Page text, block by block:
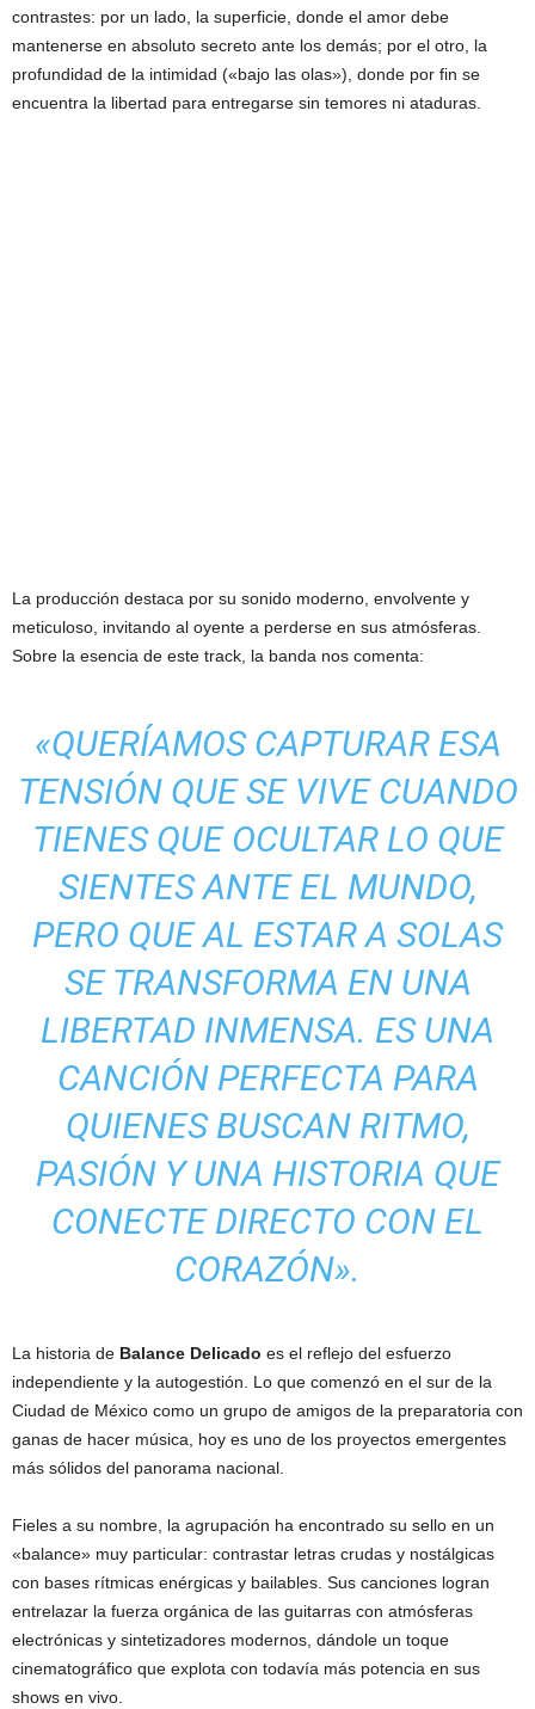
contrastes: por un lado, la superficie, donde el amor debe
mantenerse en absoluto secreto ante los demás; por el otro, la
profundidad de la intimidad («bajo las olas»), donde por fin se
encuentra la libertad para entregarse sin temores ni ataduras.
La producción destaca por su sonido moderno, envolvente y
meticuloso, invitando al oyente a perderse en sus atmósferas.
Sobre la esencia de este track, la banda nos comenta:
«QUERÍAMOS CAPTURAR ESA
TENSIÓN QUE SE VIVE CUANDO
TIENES QUE OCULTAR LO QUE
SIENTES ANTE EL MUNDO,
PERO QUE AL ESTAR A SOLAS
SE TRANSFORMA EN UNA
LIBERTAD INMENSA. ES UNA
CANCIÓN PERFECTA PARA
QUIENES BUSCAN RITMO,
PASIÓN Y UNA HISTORIA QUE
CONECTE DIRECTO CON EL
CORAZÓN».
La historia de Balance Delicado es el reflejo del esfuerzo
independiente y la autogestión. Lo que comenzó en el sur de la
Ciudad de México como un grupo de amigos de la preparatoria con
ganas de hacer música, hoy es uno de los proyectos emergentes
más sólidos del panorama nacional.
Fieles a su nombre, la agrupación ha encontrado su sello en un
«balance» muy particular: contrastar letras crudas y nostálgicas
con bases rítmicas enérgicas y bailables. Sus canciones logran
entrelazar la fuerza orgánica de las guitarras con atmósferas
electrónicas y sintetizadores modernos, dándole un toque
cinematográfico que explota con todavía más potencia en sus
shows en vivo.